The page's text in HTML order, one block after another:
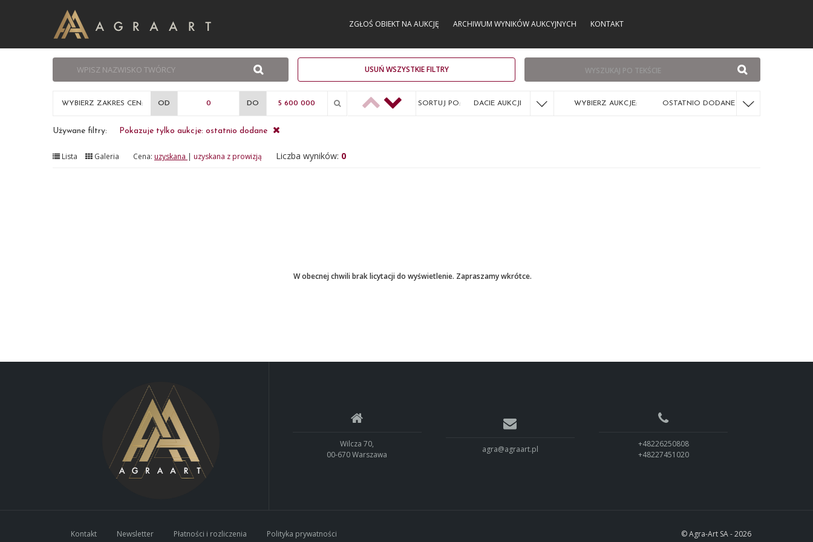
ZGŁOŚ OBIEKT NA AUKCJĘ ARCHIWUM WYNIKÓW AUKCYJNYCH KONTAKT
USUŃ WSZYSTKIE FILTRY
WYBIERZ ZAKRES CEN: OD DO SORTUJ PO: DACIE AUKCJI WYBIERZ AUKCJE: OSTATNIO DODANE
Używane filtry: Pokazuje tylko aukcje: ostatnio dodane
Lista Galeria Cena: uzyskana | uzyskana z prowizją Liczba wyników: 0
W obecnej chwili brak licytacji do wyświetlenie. Zapraszamy wkrótce.
Wilcza 70,
00-670 Warszawa
agra@agraart.pl
+48226250808
+48227451020
Kontakt Newsletter Płatności i rozliczenia Polityka prywatności © Agra-Art SA - 2026